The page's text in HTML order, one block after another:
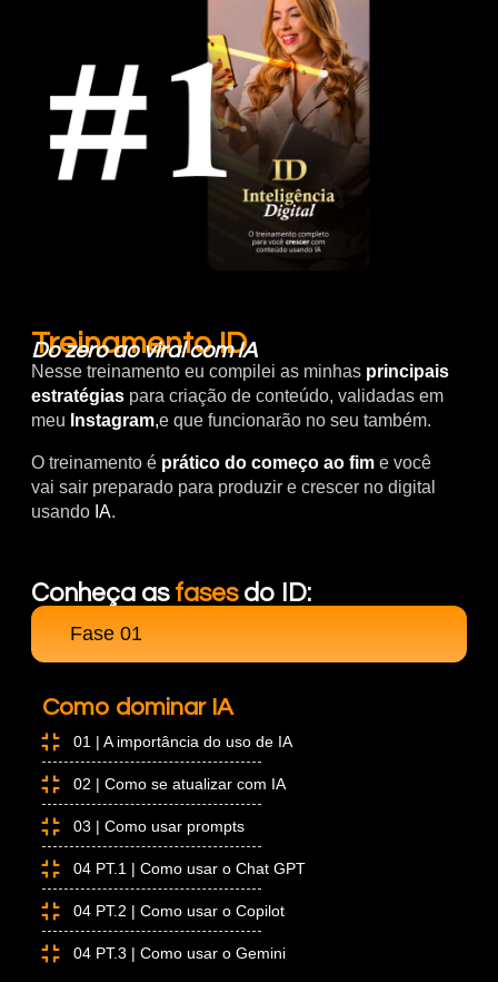
Treinamento ID
Do zero ao viral com IA
Nesse treinamento eu compilei as minhas principais
estratégias para criação de conteúdo, validadas em
meu Instagram,e que funcionarão no seu também.
O treinamento é prático do começo ao fim e você
vai sair preparado para produzir e crescer no digital
usando IA.
Conheça as fases do ID:
Fase 01
Como dominar IA
01 | A importância do uso de IA
02 | Como se atualizar com IA
03 | Como usar prompts
04 PT.1 | Como usar o Chat GPT
04 PT.2 | Como usar o Copilot
04 PT.3 | Como usar o Gemini